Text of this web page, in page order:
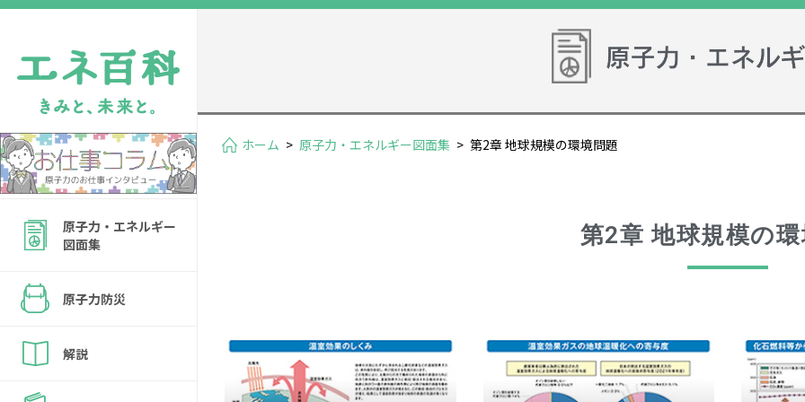
原子力・エネルギー
図面集
原子力防災
解説
ホーム > 原子力・エネルギー図面集 > 第2章 地球規模の環境問題
第2章 地球規模の